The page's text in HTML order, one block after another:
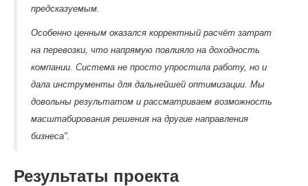
предсказуемым.
Особенно ценным оказался корректный расчёт затрат
на перевозки, что напрямую повлияло на доходность
компании. Система не просто упростила работу, но и
дала инструменты для дальнейшей оптимизации. Мы
довольны результатом и рассматриваем возможность
масштабирования решения на другие направления
бизнеса".
Результаты проекта